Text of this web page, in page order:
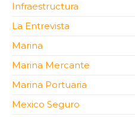
Infraestructura
La Entrevista
Marina
Marina Mercante
Marina Portuaria
Mexico Seguro